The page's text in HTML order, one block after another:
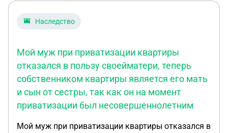
не проживала, есть другая квартира в
числится. Могу ли я отказаться от доли что бы в
будущем на меня не повесили эти долги ?
Наследство
Мой муж при приватизации квартиры
отказался в пользу своейматери, теперь
собственником квартиры является его мать
и сын от сестры, так как он на момент
приватизации был несовершеннолетним
Мой муж при приватизации квартиры отказался в